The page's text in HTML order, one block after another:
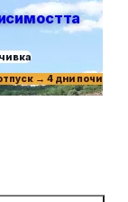
→ 4 дни почивка